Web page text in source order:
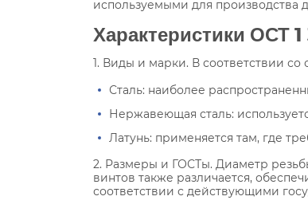
используемыми для производства
Характеристики ОСТ 1
1. Виды и марки. В соответствии со
Сталь: наиболее
Нержавеющая сталь:
Латунь: применяется там, где
2. Размеры и ГОСТы. Диаметр
винтов также различается,
соответствии с действующими